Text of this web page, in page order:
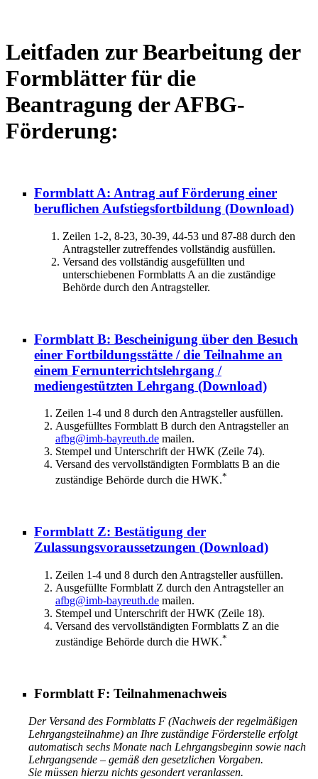
Leitfaden zur Bearbeitung der
Formblätter für die
Beantragung der AFBG-
Förderung:
Formblatt A: Antrag auf Förderung einer
beruflichen Aufstiegsfortbildung (Download)
Zeilen 1-2, 8-23, 30-39, 44-53 und 87-88 durch den
Antragsteller zutreffendes vollständig ausfüllen.
Versand des vollständig ausgefüllten und
unterschiebenen Formblatts A an die zuständige
Behörde durch den Antragsteller.
Formblatt B: Bescheinigung über den Besuch
einer Fortbildungsstätte / die Teilnahme an
einem Fernunterrichtslehrgang /
mediengestützten Lehrgang (Download)
Zeilen 1-4 und 8 durch den Antragsteller ausfüllen.
Ausgefülltes Formblatt B durch den Antragsteller an
afbg@imb-bayreuth.de mailen.
Stempel und Unterschrift der HWK (Zeile 74).
Versand des vervollständigten Formblatts B an die
zuständige Behörde durch die HWK.*
Formblatt Z: Bestätigung der
Zulassungsvoraussetzungen (Download)
Zeilen 1-4 und 8 durch den Antragsteller ausfüllen.
Ausgefüllte Formblatt Z durch den Antragsteller an
afbg@imb-bayreuth.de mailen.
Stempel und Unterschrift der HWK (Zeile 18).
Versand des vervollständigten Formblatts Z an die
zuständige Behörde durch die HWK.*
Formblatt F: Teilnahmenachweis
Der Versand des Formblatts F (Nachweis der regelmäßigen
Lehrgangsteilnahme) an Ihre zuständige Förderstelle erfolgt
automatisch sechs Monate nach Lehrgangsbeginn sowie nach
Lehrgangsende – gemäß den gesetzlichen Vorgaben.
Sie müssen hierzu nichts gesondert veranlassen.